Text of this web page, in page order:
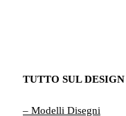
TUTTO SUL DESIGN
– Modelli Disegni